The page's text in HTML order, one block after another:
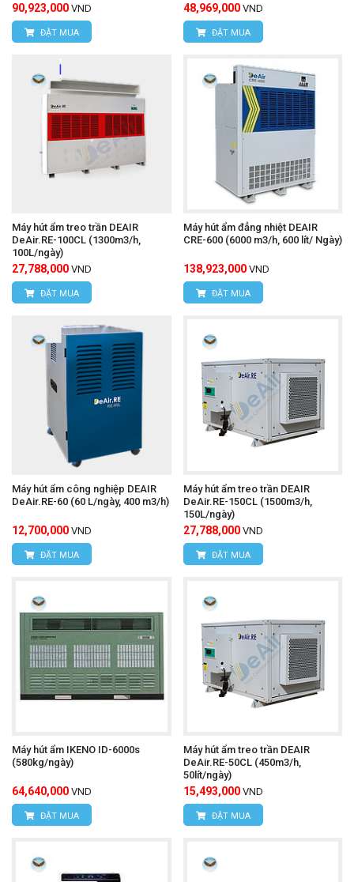
90,923,000 VND
ĐẶT MUA
48,969,000 VND
ĐẶT MUA
Máy hút ẩm treo trần DEAIR
DeAir.RE-100CL (1300m3/h,
100L/ngày)
27,788,000 VND
ĐẶT MUA
Máy hút ẩm đẳng nhiệt DEAIR
CRE-600 (6000 m3/h, 600 lít/ Ngày)
138,923,000 VND
ĐẶT MUA
Máy hút ẩm công nghiệp DEAIR
DeAir.RE-60 (60 L/ngày, 400 m3/h)
12,700,000 VND
ĐẶT MUA
Máy hút ẩm treo trần DEAIR
DeAir.RE-150CL (1500m3/h,
150L/ngày)
27,788,000 VND
ĐẶT MUA
Máy hút ẩm IKENO ID-6000s
(580kg/ngày)
64,640,000 VND
ĐẶT MUA
Máy hút ẩm treo trần DEAIR
DeAir.RE-50CL (450m3/h,
50lít/ngày)
15,493,000 VND
ĐẶT MUA